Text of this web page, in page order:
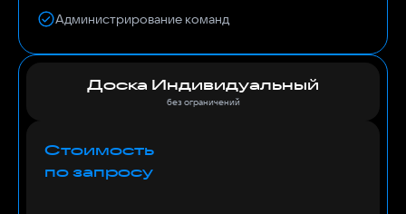
Администрирование команд
Доска Индивидуальный
без ограничений
Стоимость
по запросу